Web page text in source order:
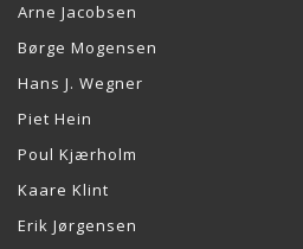
Arne Jacobsen
Børge Mogensen
Hans J. Wegner
Piet Hein
Poul Kjærholm
Kaare Klint
Erik Jørgensen